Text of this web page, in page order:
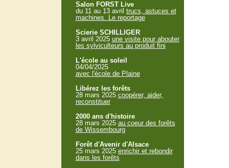
Salon FORST Live
du 11 au 13 avril trucs, astuces et
machines. Le reportage
Scierie SCHILLIGER
3 avril 2025 une visite pour abouter
les sylviculteurs au produit fini
L'école au soleil
04/04/2025
avec l'école de Plaine
Libérez les forêts
28 mars 2025 coopérer, aider,
reconstituer
2000 ans d'histoire
28 mars 2025 au coeur des forêts
de Wissembourg
Forêt d'Avenir d'Alsace
25 mars 2025 enrichir et rebondir
dans les forêts